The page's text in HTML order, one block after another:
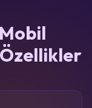
Özellikler